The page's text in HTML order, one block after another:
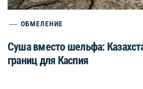
ОБМЕЛЕНИЕ
Суша вместо шельфа:
границ для Каспия